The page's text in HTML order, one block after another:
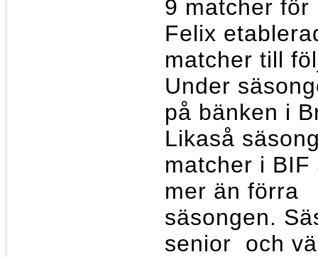
9 matcher
Felix
matcher till
Under
på bänken i
Likaså
matcher i
mer än
säsongen.
senior och